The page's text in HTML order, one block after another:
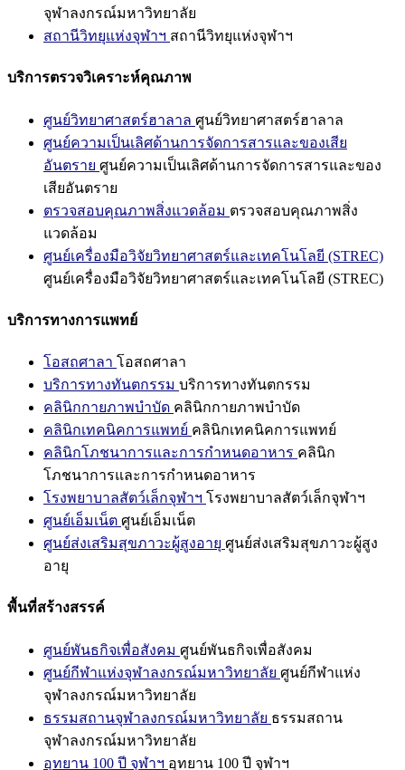
จุฬาลงกรณ์มหาวิทยาลัย
สถานีวิทยุแห่งจุฬาฯ สถานีวิทยุแห่งจุฬาฯ
บริการตรวจวิเคราะห์คุณภาพ
ศูนย์วิทยาศาสตร์ฮาลาล ศูนย์วิทยาศาสตร์ฮาลาล
ศูนย์ความเป็นเลิศด้านการจัดการสารและของเสีย
อันตราย ศูนย์ความเป็นเลิศด้านการจัดการสารและของ
เสียอันตราย
ตรวจสอบคุณภาพสิ่งแวดล้อม ตรวจสอบคุณภาพสิ่ง
แวดล้อม
ศูนย์เครื่องมือวิจัยวิทยาศาสตร์และเทคโนโลยี (STREC)
ศูนย์เครื่องมือวิจัยวิทยาศาสตร์และเทคโนโลยี (STREC)
บริการทางการแพทย์
โอสถศาลา โอสถศาลา
บริการทางทันตกรรม บริการทางทันตกรรม
คลินิกกายภาพบำบัด คลินิกกายภาพบำบัด
คลินิกเทคนิคการแพทย์ คลินิกเทคนิคการแพทย์
คลินิกโภชนาการและการกำหนดอาหาร คลินิก
โภชนาการและการกำหนดอาหาร
โรงพยาบาลสัตว์เล็กจุฬาฯ โรงพยาบาลสัตว์เล็กจุฬาฯ
ศูนย์เอ็มเน็ต ศูนย์เอ็มเน็ต
ศูนย์ส่งเสริมสุขภาวะผู้สูงอายุ ศูนย์ส่งเสริมสุขภาวะผู้สูง
อายุ
พื้นที่สร้างสรรค์
ศูนย์พันธกิจเพื่อสังคม ศูนย์พันธกิจเพื่อสังคม
ศูนย์กีฬาแห่งจุฬาลงกรณ์มหาวิทยาลัย ศูนย์กีฬาแห่ง
จุฬาลงกรณ์มหาวิทยาลัย
ธรรมสถานจุฬาลงกรณ์มหาวิทยาลัย ธรรมสถาน
จุฬาลงกรณ์มหาวิทยาลัย
อุทยาน 100 ปี จุฬาฯ อุทยาน 100 ปี จุฬาฯ